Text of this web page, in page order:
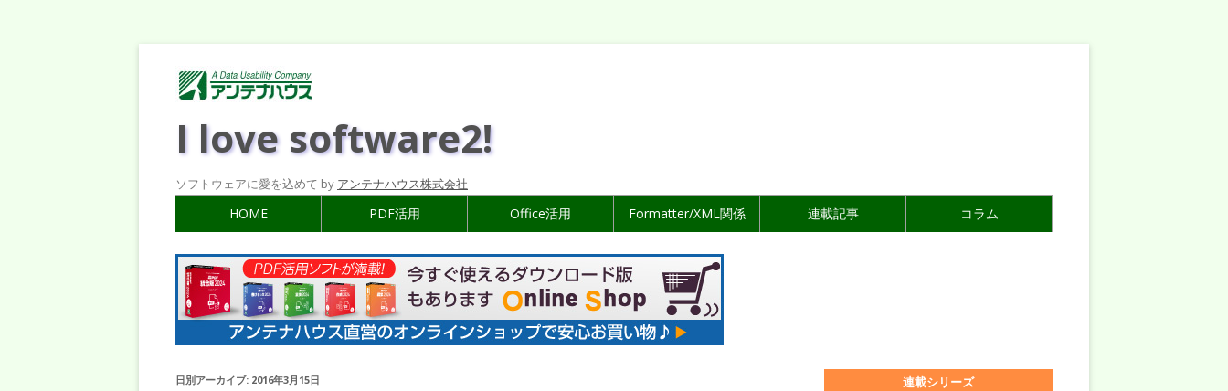
I love software2!
ソフトウェアに愛を込めて by アンテナハウス株式会社
HOME PDF活用 Office活用 Formatter/XML関係 連載記事 コラム
日別アーカイブ: 2016年3月15日 連載シリーズ